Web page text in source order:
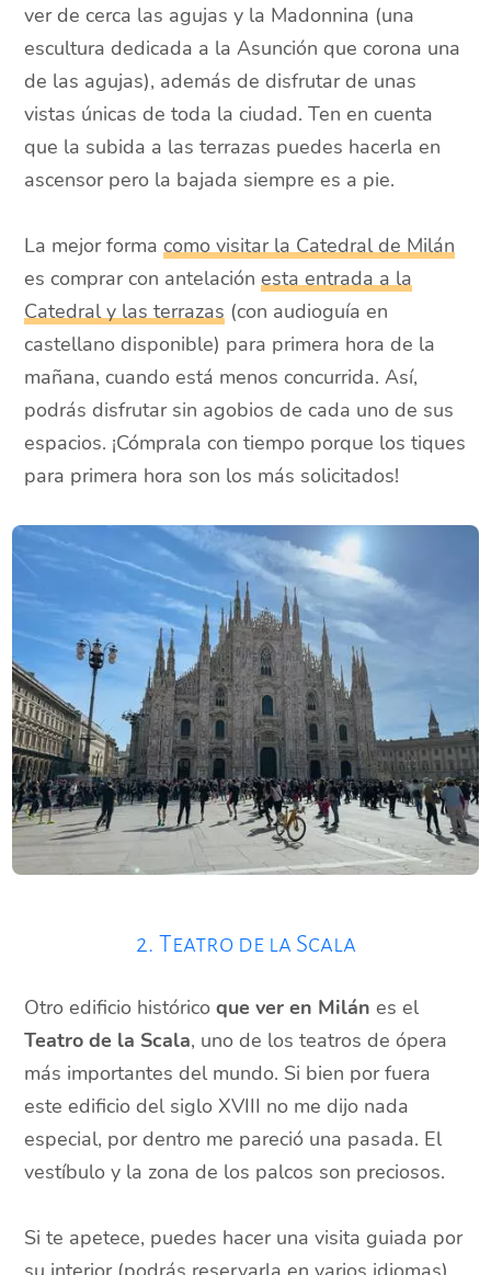
ver de cerca las agujas y la Madonnina (una
escultura dedicada a la Asunción que corona una
de las agujas), además de disfrutar de unas
vistas únicas de toda la ciudad. Ten en cuenta
que la subida a las terrazas puedes hacerla en
ascensor pero la bajada siempre es a pie.
La mejor formacomo visitar la Catedral de Milán
es comprar con antelaciónesta entrada a la
Catedral y las terrazas (con audioguía en
castellano disponible) para primera hora de la
mañana, cuando está menos concurrida. Así,
podrás disfrutar sin agobios de cada uno de sus
espacios. ¡Cómprala con tiempo porque los tiques
para primera hora son los más solicitados!
2. Teatro de la Scala
Otro edificio históricoque ver en Milán es el
Teatro de la Scala, uno de los teatros de ópera
más importantes del mundo. Si bien por fuera
este edificio del siglo XVIII no me dijo nada
especial, por dentro me pareció una pasada. El
vestíbulo y la zona de los palcos son preciosos.
Si te apetece, puedes hacer una visita guiada por